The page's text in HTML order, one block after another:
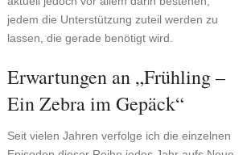
jedem die Unterstützung zuteil werden zu
lassen, die gerade benötigt wird.
Erwartungen an „Frühling –
Ein Zebra im Gepäck“
Seit vielen Jahren verfolge ich die einzelnen